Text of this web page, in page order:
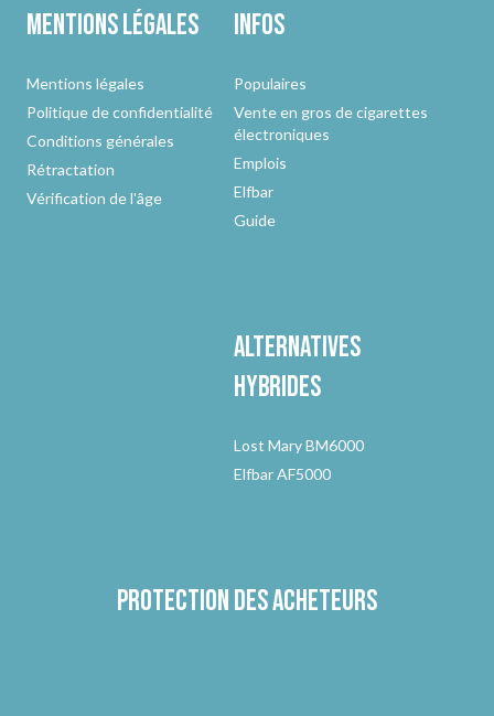
Mentions légales
Mentions légales
Politique de confidentialité
Conditions générales
Rétractation
Vérification de l'âge
Infos
Populaires
Vente en gros de cigarettes
électroniques
Emplois
Elfbar
Guide
Alternatives
hybrides
Lost Mary BM6000
Elfbar AF5000
Protection des acheteurs